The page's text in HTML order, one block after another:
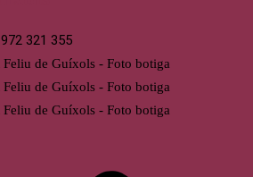
972 321 355